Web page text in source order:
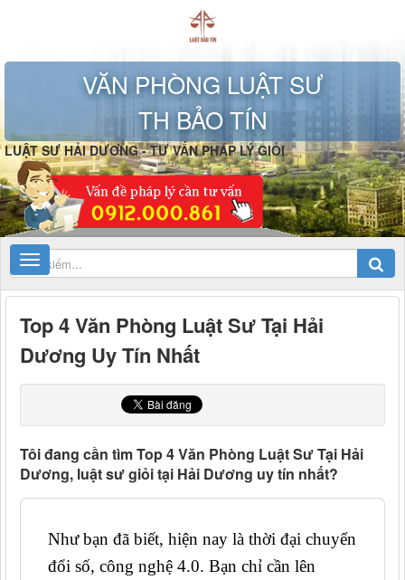
VĂN PHÒNG LUẬT SƯ
TH BẢO TÍN
LUẬT SƯ HẢI DƯƠNG - TƯ VẤN PHÁP LÝ GIỎI
Top 4 Văn Phòng Luật Sư Tại Hải
Dương Uy Tín Nhất
Tôi đang cần tìm Top 4 Văn Phòng Luật Sư Tại Hải
Dương, luật sư giỏi tại Hải Dương uy tín nhất?
Như bạn đã biết, hiện nay là thời đại chuyển
đổi số, công nghệ 4.0. Bạn chỉ cần lên